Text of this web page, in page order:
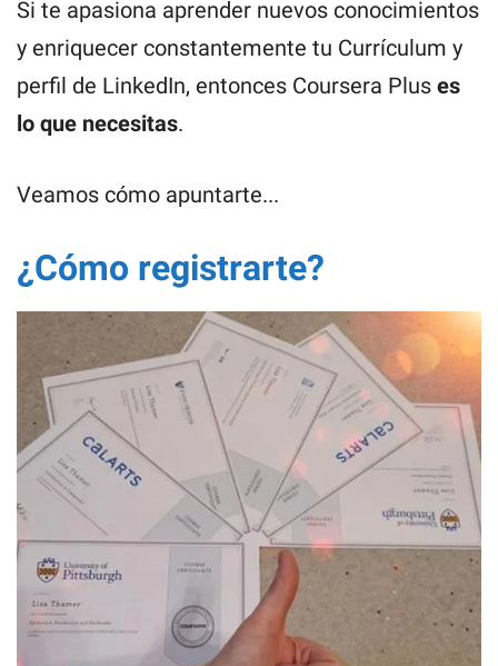
Si te apasiona aprender nuevos conocimientos
y enriquecer constantemente tu Currículum y
perfil de LinkedIn, entonces Coursera Plus es
lo que necesitas.
Veamos cómo apuntarte...
¿Cómo registrarte?